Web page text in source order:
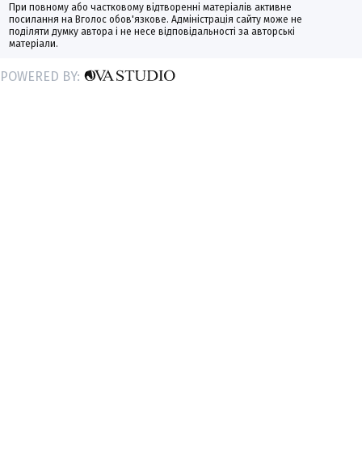
При повному або частковому відтворенні матеріалів активне
посилання на Вголос обов'язкове. Адміністрація сайту може не
поділяти думку автора і не несе відповідальності за авторські
матеріали.
POWERED BY: